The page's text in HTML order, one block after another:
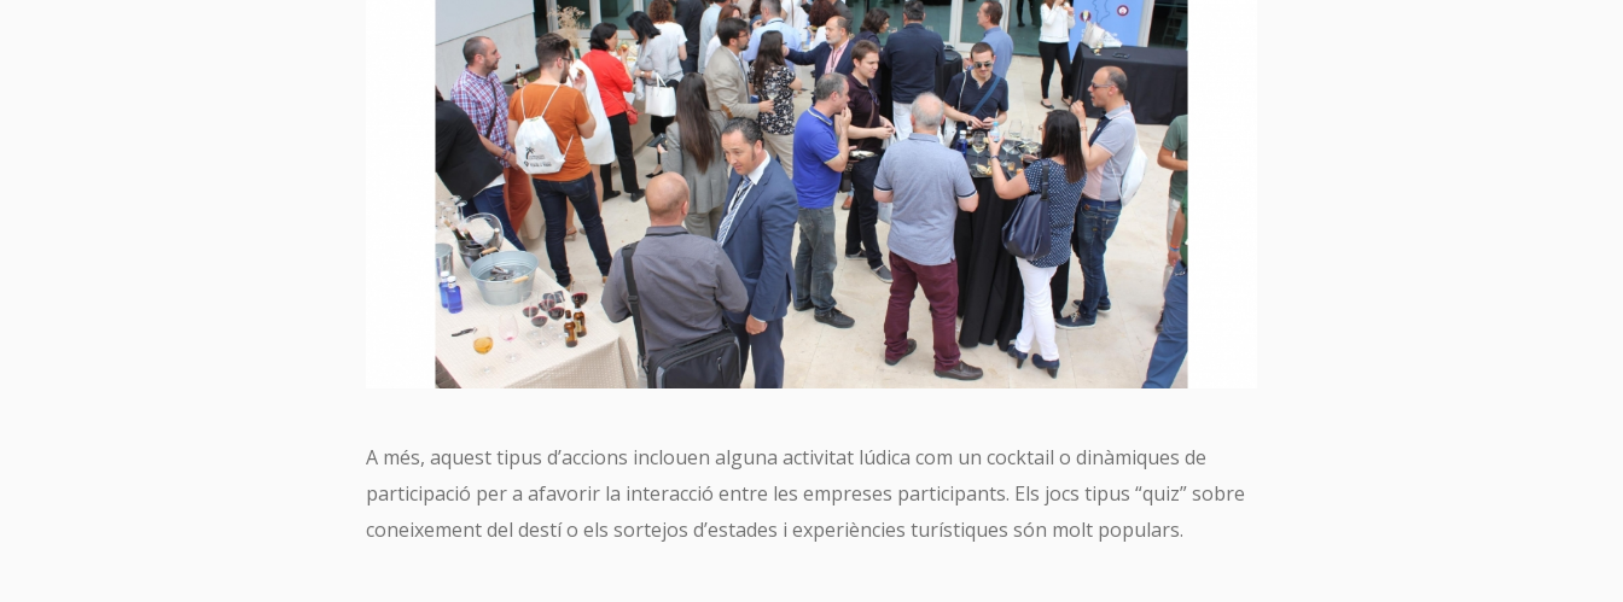
He leído y acepto laPolítica de Privacidad
A més, aquest tipus d’accions inclouen alguna activitat lúdica com un cocktail o dinàmiques de
participació per a afavorir la interacció entre les empreses participants. Els jocs tipus “quiz” sobre
coneixement del destí o els sortejos d’estades i experiències turístiques són molt populars.